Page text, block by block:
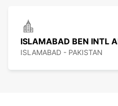
ISLAMABAD BEN INTL
ISLAMABAD - PAKISTAN